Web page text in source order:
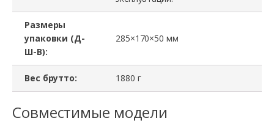
Размеры
упаковки (Д-
Ш-В):
285×170×50 мм
Вес брутто: 1880 г
Совместимые модели